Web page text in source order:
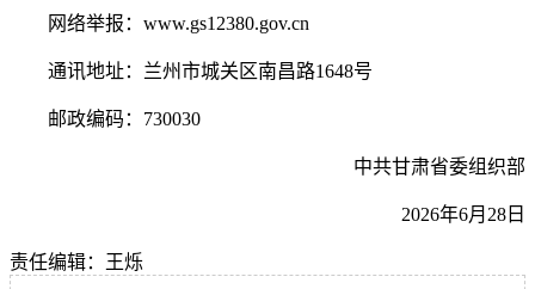
网络举报：www.gs12380.gov.cn
通讯地址：兰州市城关区南昌路1648号
邮政编码：730030
中共甘肃省委组织部
2026年6月28日
责任编辑：王烁